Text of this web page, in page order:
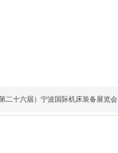
二十六届）宁波国际机床装备展览会